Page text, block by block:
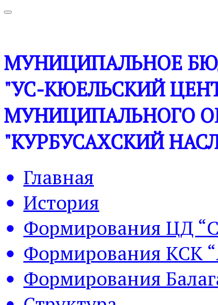
МУНИЦИПАЛЬНОЕ
"УС-КЮЕЛЬСКИЙ
МУНИЦИПАЛЬНОГО
"КУРБУСАХСКИЙ
Главная
История
Формирования ЦД
Формирования КСК
Формирования